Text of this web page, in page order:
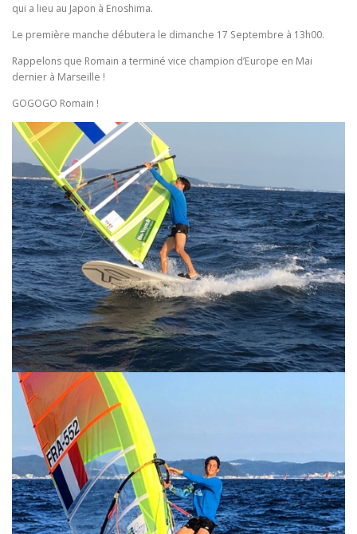
qui a lieu au Japon à Enoshima.
Le première manche débutera le dimanche 17 Septembre à 13h00.
Rappelons que Romain a terminé vice champion d’Europe en Mai
dernier à Marseille !
GOGOGO Romain !